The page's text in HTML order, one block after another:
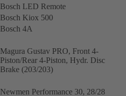
Bosch LED Remote
Bosch Kiox 500
Bosch 4A
Magura Gustav PRO, Front 4-
Piston/Rear 4-Piston, Hydr. Disc
Brake (203/203)
Newmen Performance 30, 28/28